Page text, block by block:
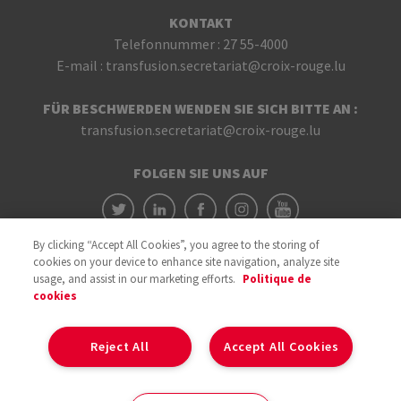
Sammelstellen an verschiedenen Orten im Land vor
KONTAKT
Telefonnummer : 27 55-4000
E-mail : transfusion.secretariat@croix-rouge.lu
FÜR BESCHWERDEN WENDEN SIE SICH BITTE AN :
transfusion.secretariat@croix-rouge.lu
FOLGEN SIE UNS AUF
By clicking “Accept All Cookies”, you agree to the storing of
cookies on your device to enhance site navigation, analyze site
usage, and assist in our marketing efforts. Politique de
cookies
Accept All Cookies
Reject All